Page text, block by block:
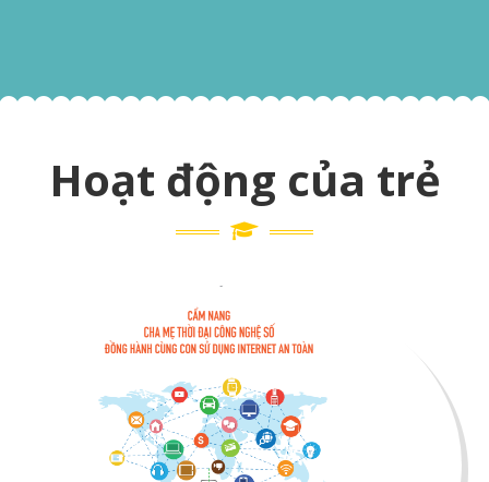
Hoạt động của trẻ